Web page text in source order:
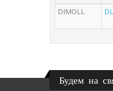
DIMOLL
Будем на